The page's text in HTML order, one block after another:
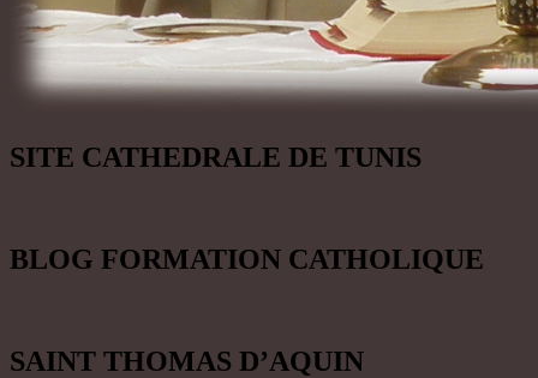
SITE CATHEDRALE DE TUNIS
BLOG FORMATION CATHOLIQUE
SAINT THOMAS D’AQUIN